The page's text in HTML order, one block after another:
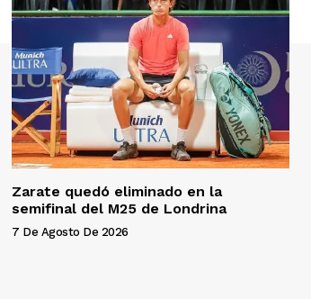
Zarate quedó eliminado en la
semifinal del M25 de Londrina
7 De Agosto De 2026